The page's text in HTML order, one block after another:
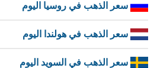
سعر الذهب في روسيا اليوم
سعر الذهب في هولندا اليوم
سعر الذهب في السويد اليوم